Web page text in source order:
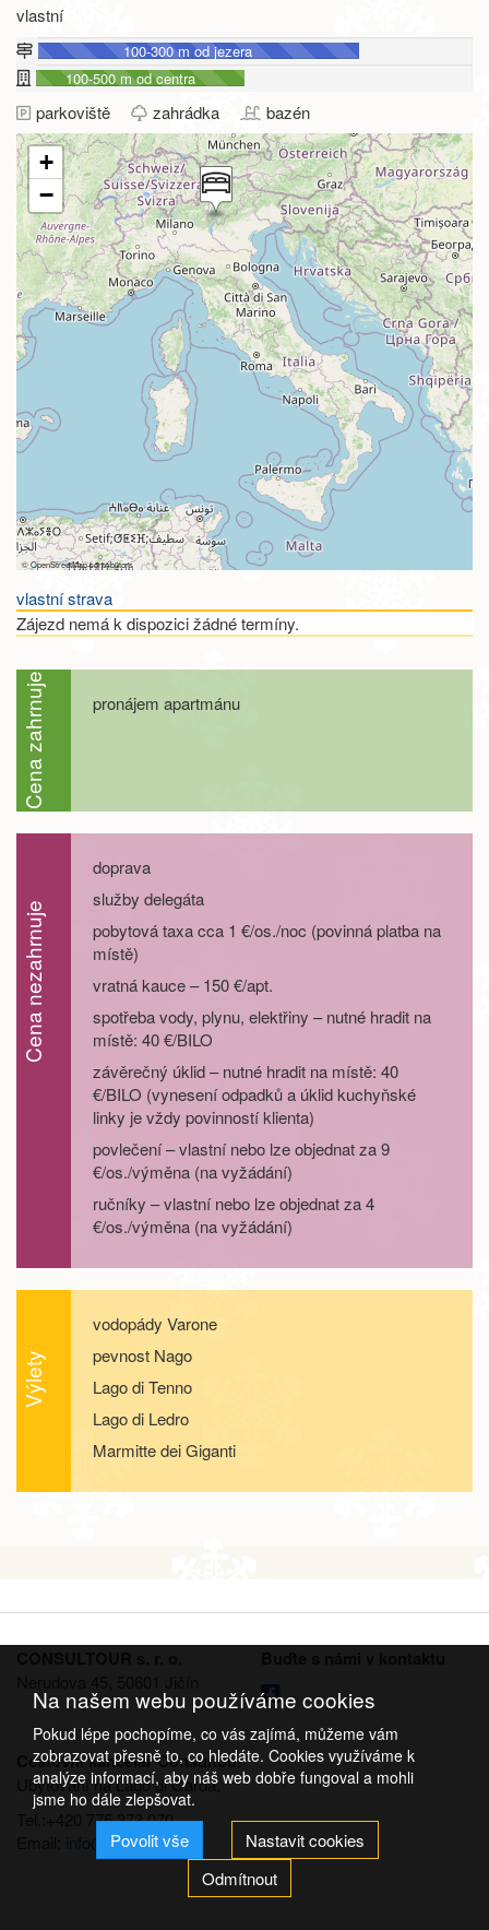
vlastní
100-300 m od jezera
100-500 m od centra
parkoviště zahrádka bazén
+
−
©OpenStreetMapcontributors
vlastní strava
Zájezd nemá k dispozici žádné termíny.
Cena zahrnuje pronájem apartmánu
Cena nezahrnuje
doprava
služby delegáta
pobytová taxa cca 1 €/os./noc (povinná platba na
místě)
vratná kauce – 150 €/apt.
spotřeba vody, plynu, elektřiny – nutné hradit na
místě: 40 €/BILO
závěrečný úklid – nutné hradit na místě: 40
€/BILO (vynesení odpadků a úklid kuchyňské
linky je vždy povinností klienta)
povlečení – vlastní nebo lze objednat za 9
€/os./výměna (na vyžádání)
ručníky – vlastní nebo lze objednat za 4
€/os./výměna (na vyžádání)
Výlety
vodopády Varone
pevnost Nago
Lago di Tenno
Lago di Ledro
Marmitte dei Giganti
Cestovní kancelář Consultour
Ubytování na Lago di Garda.
Tel.:+420 775 373 070
info@consultour.cz
Na našem webu používáme cookies
Pokud lépe pochopíme, co vás zajímá, můžeme vám
zobrazovat přesně to, co hledáte. Cookies využíváme k
analýze informací, aby náš web dobře fungoval a mohli
jsme ho dále zlepšovat.
Povolit vše
Nastavit cookies
Odmítnout